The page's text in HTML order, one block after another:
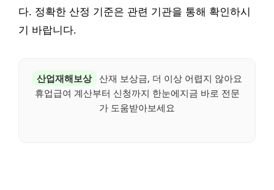
다. 정확한 산정 기준은 관련 기관을 통해 확인하시
기 바랍니다.
산업재해보상 산재 보상금, 더 이상 어렵지 않아요
휴업급여 계산부터 신청까지 한눈에지금 바로 전문
가 도움받아보세요